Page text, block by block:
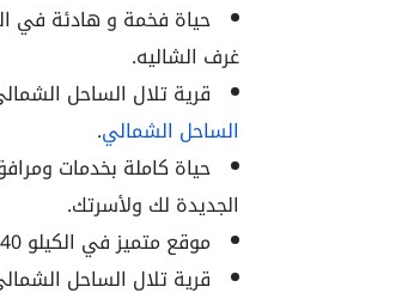
حياة فخمة و هادئة في
غرف الشاليه.
قرية تلال الساحل
الساحل الشمالي.
حياة كاملة بخدمات
الجديدة لك ولأسرتك.
موقع متميز في الكيلو 140 بالقرب من قرية امواج الساحل الشمالي و قرية هاسيندا وايت.
قرية تلال الساحل